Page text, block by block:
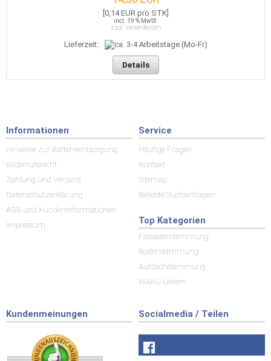
[0,14 EUR pro STK]
incl. 19 % MwSt.
zzgl. Versandkosten
Lieferzeit:
Details
Informationen
Hinweise zur Batterieentsorgung
Widerrufsrecht
Zahlung und Versand
Datenschutzerklärung
AGB und Kundeninformationen
Impressum
Service
Häufige Fragen
Kontakt
Sitemap
Beliebte Suchanfragen
Top Kategorien
Fassadendämmung
Bodendämmung
Aufdachdämmung
WAKÜ Leitern
Kundenmeinungen Socialmedia / Teilen